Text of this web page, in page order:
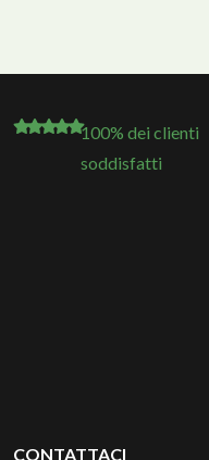
100% dei clienti
soddisfatti
CONTATTACI